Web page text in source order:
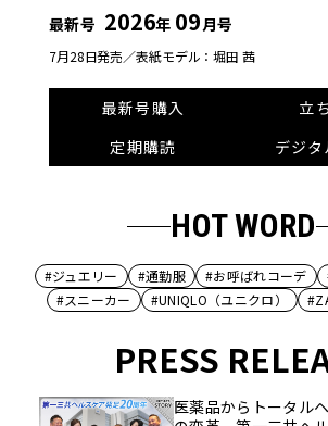
最新号 2026年 09月号
7月28日発売／表紙モデル：堀田 茜
最新号購入
立
定期購読
デジ
HOT WORD
#ジュエリー #通勤服 #お呼ばれコーデ
#スニーカー
#UNIQLO（ユニクロ）
PRESS
医薬品からトータル